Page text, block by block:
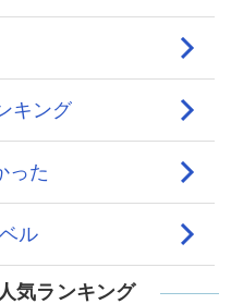
気ランキング